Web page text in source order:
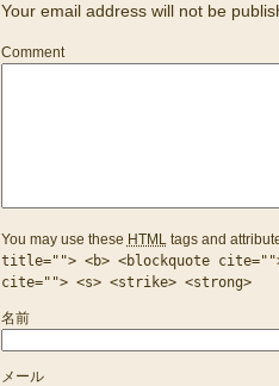
Your email address will not be
Comment
You may use these HTMLtags and
title=""> <b> <blockquote
cite=""> <s> <strike> <strong>
名前
メール